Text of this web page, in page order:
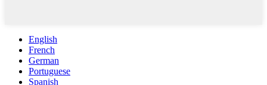
English
French
German
Portuguese
Spanish